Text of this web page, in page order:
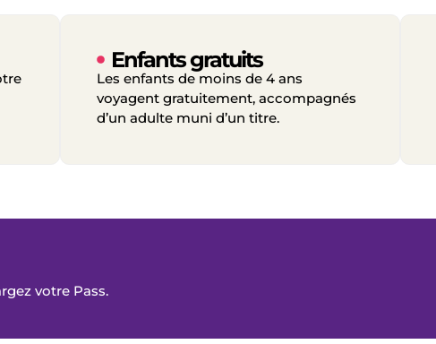
Enfants gratuits
Les enfants de moins de 4 ans
voyagent gratuitement, accompagnés
d’un adulte muni d’un titre.
votre Pass.